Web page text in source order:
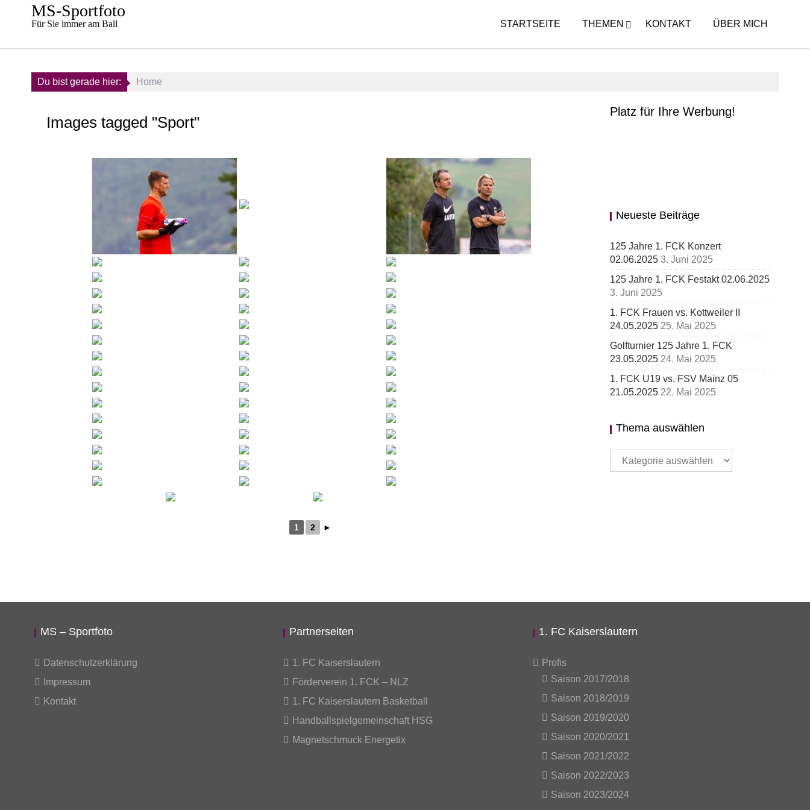
MS-Sportfoto
Für Sie immer am Ball STARTSEITE THEMEN KONTAKT ÜBER MICH
Du bist gerade hier: Home
Images tagged "Sport"
1 2 ►
Platz für Ihre Werbung!
Neueste Beiträge
125 Jahre 1. FCK Konzert
02.06.2025 3. Juni 2025
125 Jahre 1. FCK Festakt 02.06.2025
3. Juni 2025
1. FCK Frauen vs. Kottweiler II
24.05.2025 25. Mai 2025
Golfturnier 125 Jahre 1. FCK
23.05.2025 24. Mai 2025
1. FCK U19 vs. FSV Mainz 05
21.05.2025 22. Mai 2025
Thema auswählen
Thema
auswählen
MS – Sportfoto
Datenschutzerklärung
Impressum
Kontakt
Partnerseiten
1. FC Kaiserslautern
Förderverein 1. FCK – NLZ
1. FC Kaiserslautern Basketball
Handballspielgemeinschaft HSG
Magnetschmuck Energetix
1. FC Kaiserslautern
Profis
Saison 2017/2018
Saison 2018/2019
Saison 2019/2020
Saison 2020/2021
Saison 2021/2022
Saison 2022/2023
Saison 2023/2024